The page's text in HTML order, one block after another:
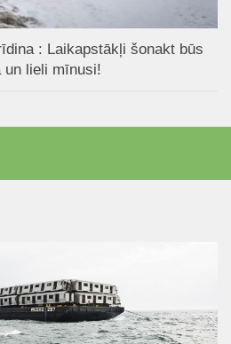
: Laikapstākļi šonakt būs
un lieli mīnusi!